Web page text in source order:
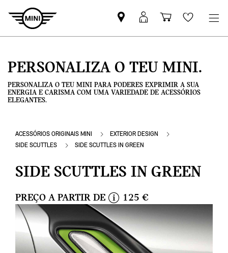
Pesquisar
parceiro
Iniciar
sessão
Carrinho
de
Wishlist
PERSONALIZA O TEU MINI.
PERSONALIZA O TEU MINI PARA PODERES EXPRIMIR A SUA
ENERGIA E CARISMA COM UMA VARIEDADE DE ACESSÓRIOS
ELEGANTES.
ACESSÓRIOS ORIGINAIS MINI
EXTERIOR DESIGN
SIDE SCUTTLES
SIDE SCUTTLES IN GREEN
SIDE SCUTTLES IN GREEN
PREÇO A PARTIR DE
i
n
f
o
125 €